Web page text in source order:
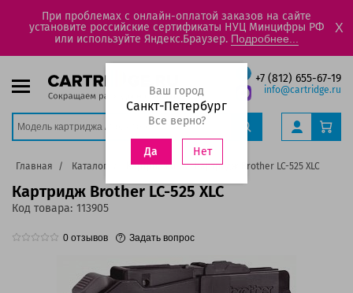
При проблемах с онлайн-оплатой заказов на сайте
установите российские сертификаты НУЦ Минцифры РФ
или используйте Яндекс.Браузер. Подробнее...
X
+7 (812) 655-67-19
info@cartridge.ru
Ваш город
Санкт-Петербург
Все верно?
Да Нет
Главная Каталог Картриджи Картридж Brother LC-525 XLC
Картридж Brother LC-525 XLC
Код товара: 113905
0 отзывов Задать вопрос